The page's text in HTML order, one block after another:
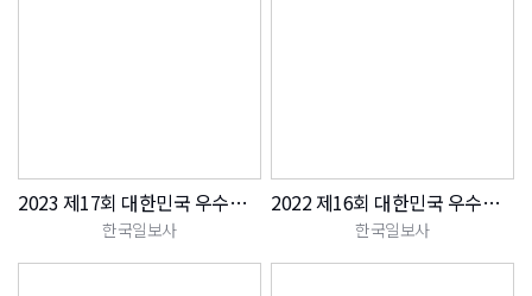
2023 제17회 대한민국 우수특허 대상
한국일보사
2022 제16회 대한민국 우수특허 대상
한국일보사